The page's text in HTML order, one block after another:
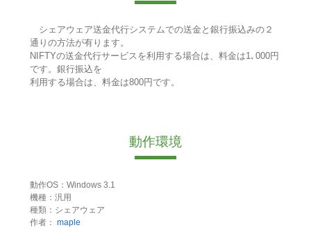
シェアウェア送金代行システムでの送金と銀行振込みの２
通りの方法が有ります。
NIFTYの送金代行サービスを利用する場合は、料金は1､000円
です。銀行振込を
利用する場合は、料金は800円です。
動作環境
動作OS：Windows 3.1
機種：汎用
種類：シェアウェア
作者： maple